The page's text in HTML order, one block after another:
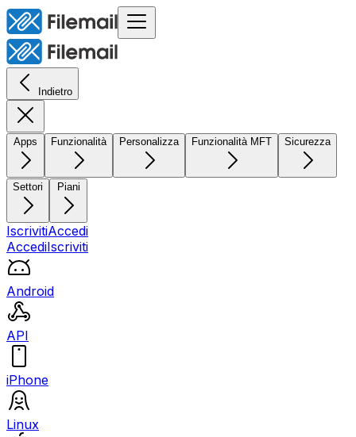
Indietro
Apps Funzionalità Personalizza Funzionalità MFT Sicurezza
Settori Piani
IscrivitiAccedi
AccediIscriviti
Android
API
iPhone
Linux